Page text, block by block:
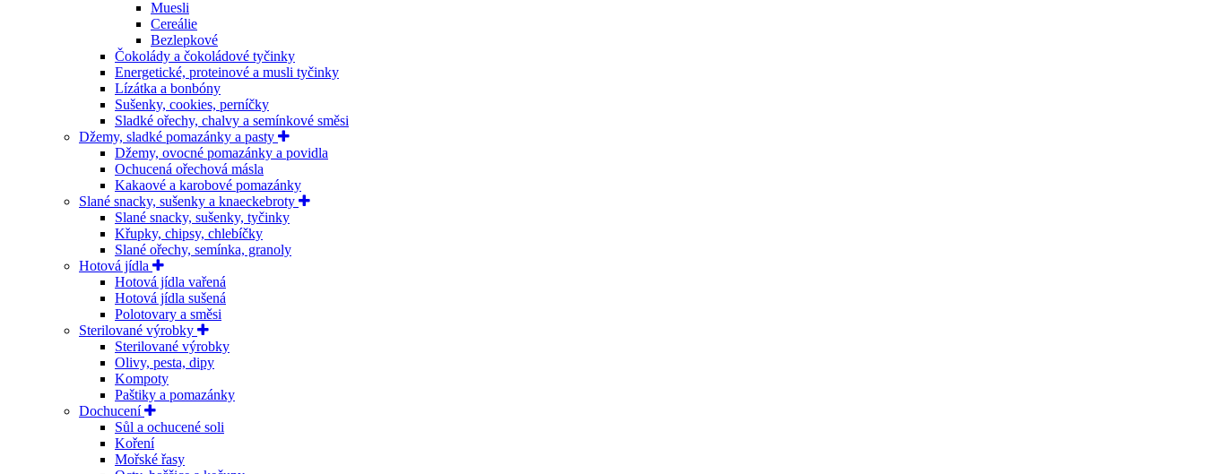
Muesli
Cereálie
Bezlepkové
Čokolády a čokoládové tyčinky
Energetické, proteinové a musli tyčinky
Lízátka a bonbóny
Sušenky, cookies, perníčky
Sladké ořechy, chalvy a semínkové směsi
Džemy, sladké pomazánky a pasty
Džemy, ovocné pomazánky a povidla
Ochucená ořechová másla
Kakaové a karobové pomazánky
Slané snacky, sušenky a knaeckebroty
Slané snacky, sušenky, tyčinky
Křupky, chipsy, chlebíčky
Slané ořechy, semínka, granoly
Hotová jídla
Hotová jídla vařená
Hotová jídla sušená
Polotovary a směsi
Sterilované výrobky
Sterilované výrobky
Olivy, pesta, dipy
Kompoty
Paštiky a pomazánky
Dochucení
Sůl a ochucené soli
Koření
Mořské řasy